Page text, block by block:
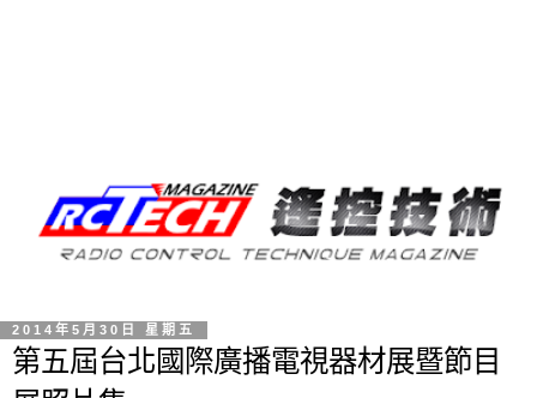
2014年5月30日 星期五
第五屆台北國際廣播電視器材展暨節目